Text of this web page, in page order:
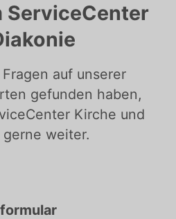
ServiceCenter
auf unserer
gefunden haben,
Kirche und
weiter.